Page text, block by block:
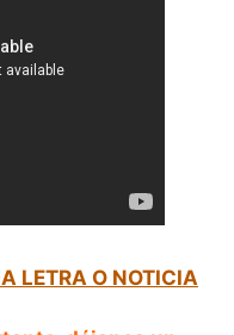
LETRA O NOTICIA